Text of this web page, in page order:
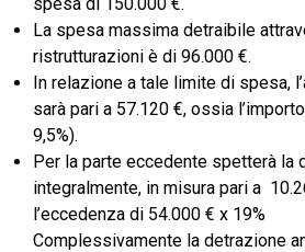
La spesa massima detraibile
ristrutturazioni è di 96.000 €.
In relazione a tale limite di spesa,
sarà pari a 57.120 €, ossia
9,5%).
Per la parte eccedente spetterà la
integralmente, in misura pari a
l’eccedenza di 54.000 € x 19%
Complessivamente la detrazione